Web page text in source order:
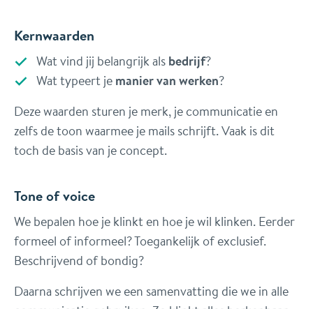
Kernwaarden
Wat vind jij belangrijk alsbedrijf?
Wat typeert jemanier van werken?
Deze waarden sturen je merk, je communicatie en
zelfs de toon waarmee je mails schrijft. Vaak is dit
toch de basis van je concept.
Tone of voice
We bepalen hoe je klinkt en hoe je wil klinken. Eerder
formeel of informeel? Toegankelijk of exclusief.
Beschrijvend of bondig?
Daarna schrijven we een samenvatting die we in alle